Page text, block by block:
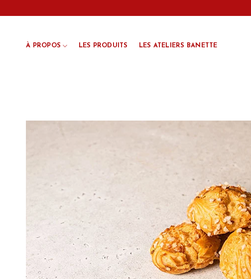
au
À PROPOS LES PRODUITS LES ATELIERS BANETTE